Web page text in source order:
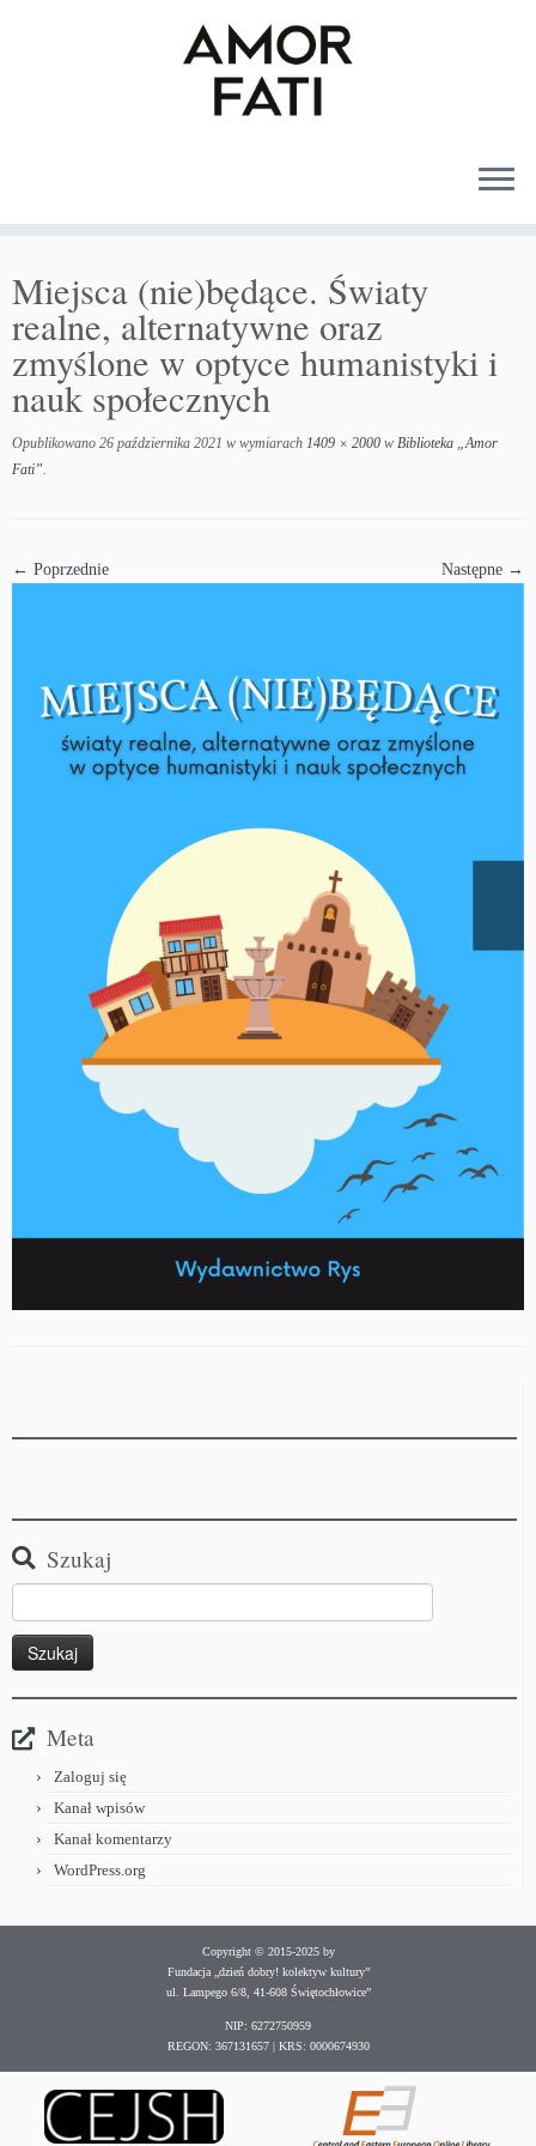
Miejsca (nie)będące. Światy
realne, alternatywne oraz
zmyślone w optyce humanistyki i
nauk społecznych
Opublikowano 26 października 2021 w wymiarach 1409 × 2000 w Biblioteka „Amor
Fati”.
← Poprzednie Następne →
Szukaj
Meta
Zaloguj się
Kanał wpisów
Kanał komentarzy
WordPress.org
Copyright © 2015-2025 by
Fundacja „dzień dobry! kolektyw kultury”
ul. Lampego 6/8, 41-608 Świętochłowice”
NIP: 6272750959
REGON: 367131657 | KRS: 0000674930